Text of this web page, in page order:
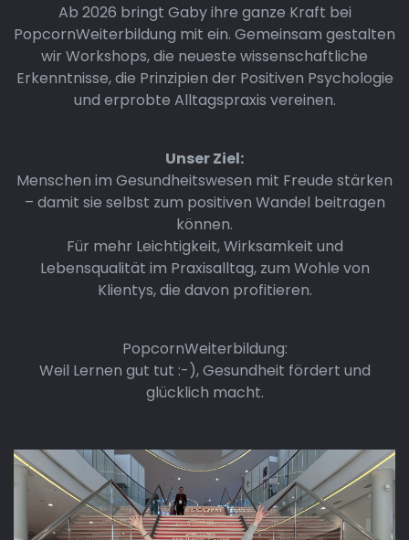
Ab 2026 bringt Gaby ihre ganze Kraft bei
PopcornWeiterbildung mit ein. Gemeinsam gestalten
wir Workshops, die neueste wissenschaftliche
Erkenntnisse, die Prinzipien der Positiven Psychologie
und erprobte Alltagspraxis vereinen.
Unser Ziel:
Menschen im Gesundheitswesen mit Freude stärken
– damit sie selbst zum positiven Wandel beitragen
können.
Für mehr Leichtigkeit, Wirksamkeit und
Lebensqualität im Praxisalltag, zum Wohle von
Klientys, die davon profitieren.
PopcornWeiterbildung:
Weil Lernen gut tut :-), Gesundheit fördert und
glücklich macht.